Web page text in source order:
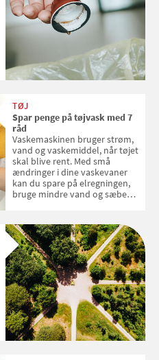
TØJ
Spar penge på tøjvask med 7
råd
Vaskemaskinen bruger strøm,
vand og vaskemiddel, når tøjet
skal blive rent. Med små
ændringer i dine vaskevaner
kan du spare på elregningen,
bruge mindre vand og sæbe
enkle råd til at spare penge på
tøjvasken